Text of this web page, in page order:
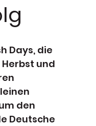
Days, die
und
den
Deutsche